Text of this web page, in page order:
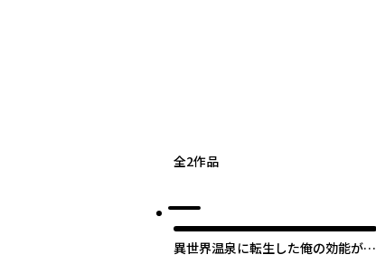
全2作品
異世界温泉に転生した俺の効能がと